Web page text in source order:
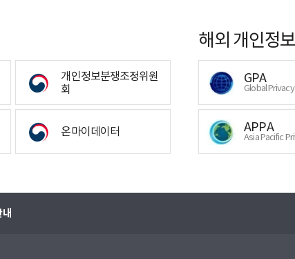
개인정보분쟁조정위원
회
온마이데이터
해외 개인정
GPA
Global
APPA
Asia Pacific